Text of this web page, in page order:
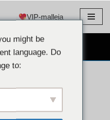
VIP-malleja
CHAT
might be
language. Do
to: